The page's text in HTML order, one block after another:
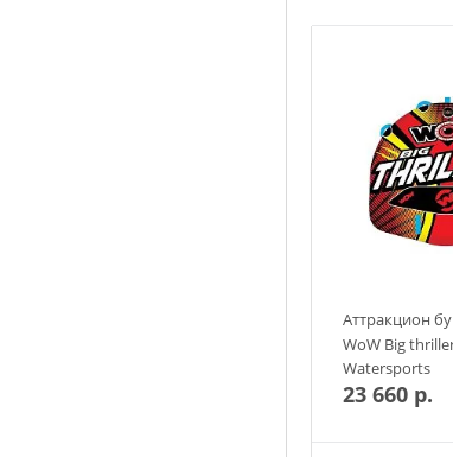
Аттракцион
WoW Big
Watersports
23 660 р.